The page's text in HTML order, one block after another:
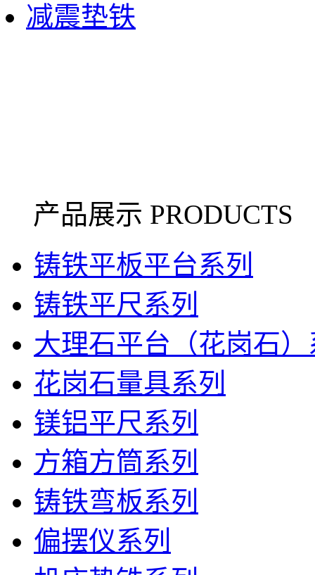
减震垫铁
产品展示 PRODUCTS
铸铁平板平台系列
铸铁平尺系列
大理石平台（花岗石）
花岗石量具系列
镁铝平尺系列
方箱方筒系列
铸铁弯板系列
偏摆仪系列